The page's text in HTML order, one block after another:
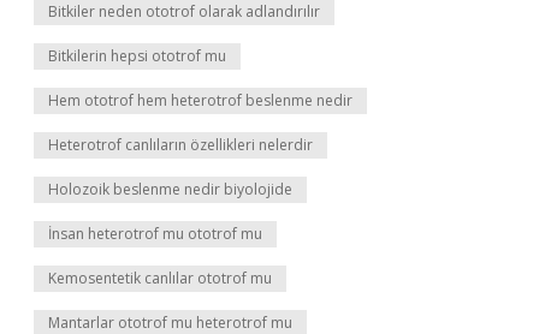
Bitkiler neden ototrof olarak adlandırılır
Bitkilerin hepsi ototrof mu
Hem ototrof hem heterotrof beslenme nedir
Heterotrof canlıların özellikleri nelerdir
Holozoik beslenme nedir biyolojide
İnsan heterotrof mu ototrof mu
Kemosentetik canlılar ototrof mu
Mantarlar ototrof mu heterotrof mu